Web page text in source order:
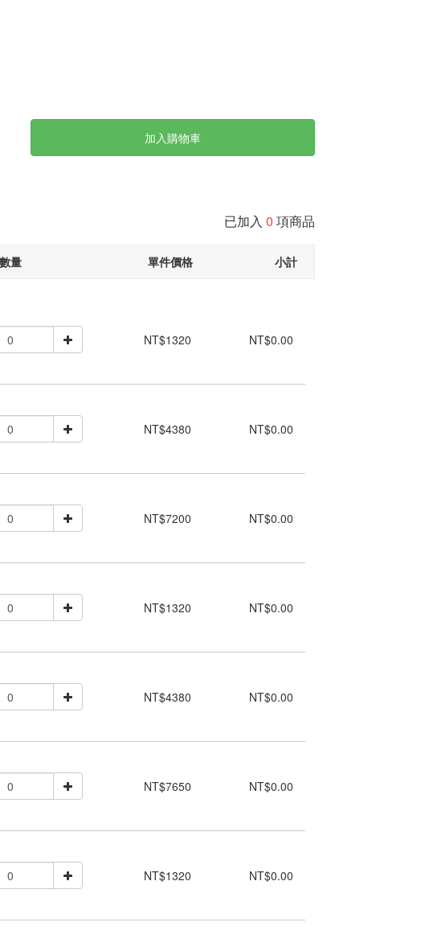
加入購物車
已加入 0 項商品
數量 單件價格 小計
NT$1320 NT$0.00
NT$4380 NT$0.00
NT$7200 NT$0.00
NT$1320 NT$0.00
NT$4380 NT$0.00
NT$7650 NT$0.00
NT$1320 NT$0.00